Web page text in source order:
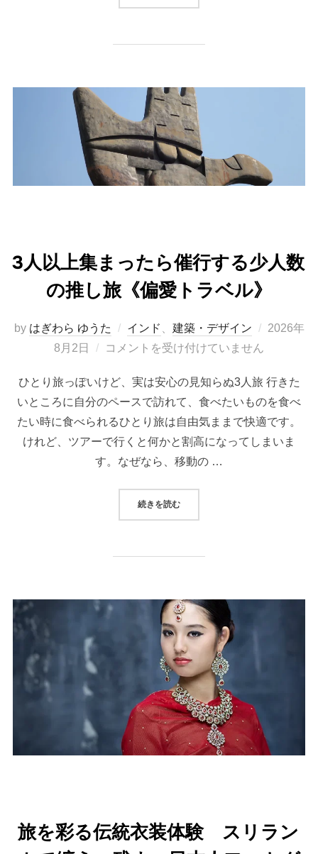
3人以上集まったら催行する少人数
の推し旅《偏愛トラベル》
by はぎわら ゆうた インド 建築・デザイン
投
2026年
8月2日
コメントを受け付けていません
ひとり旅っぽいけど、実は安心の見知らぬ3人旅 行きた
いところに自分のペースで訪れて、食べたいものを食べ
たい時に食べられるひとり旅は自由気ままで快適です。
けれど、ツアーで行くと何かと割高になってしまいま
す。なぜなら、移動の …
続きを読む“3人以上集まったら催行する少人
旅を彩る伝統衣装体験 スリラン